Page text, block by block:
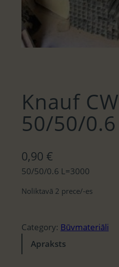
Knauf
50/50/
0,90 €
50/50/0.6 L=3000
Noliktavā 2 prece/-es
Category: Būvmateriāli
Apraksts